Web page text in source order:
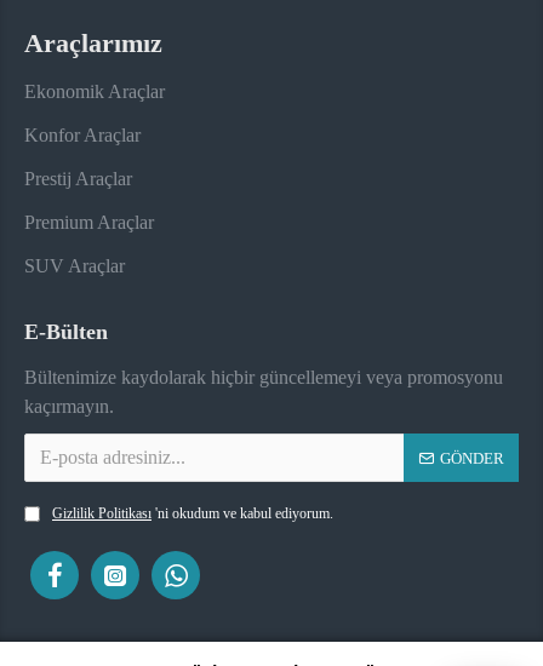
Araçlarımız
Ekonomik Araçlar
Konfor Araçlar
Prestij Araçlar
Premium Araçlar
SUV Araçlar
E-Bülten
Bültenimize kaydolarak hiçbir güncellemeyi veya promosyonu
kaçırmayın.
GÖNDER
Gizlilik Politikası 'ni okudum ve kabul ediyorum.